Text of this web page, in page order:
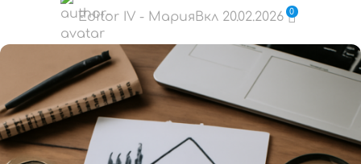
Editor IV - Мария Вкл 20.02.2026 0